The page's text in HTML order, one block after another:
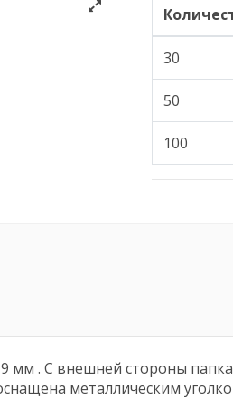
30
50
100
мм . С внешней стороны
металлическим